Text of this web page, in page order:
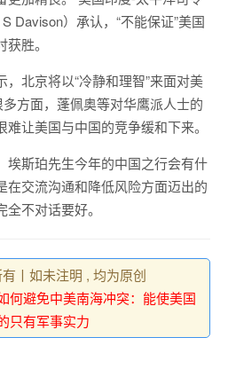
Davison）承认，“不能保证”美国
胜。
，北京将以“冷静和理智”来面对美
多方面，蓬佩奥等对华鹰派人士的
让美国与中国的竞争缓和下来。
埃斯珀先生今年的中国之行会有什
在交流沟通和降低风险方面迈出的
不对话要好。
丨如未注明 , 均为原创
何避免中美南海冲突：能使美国
只有军事实力